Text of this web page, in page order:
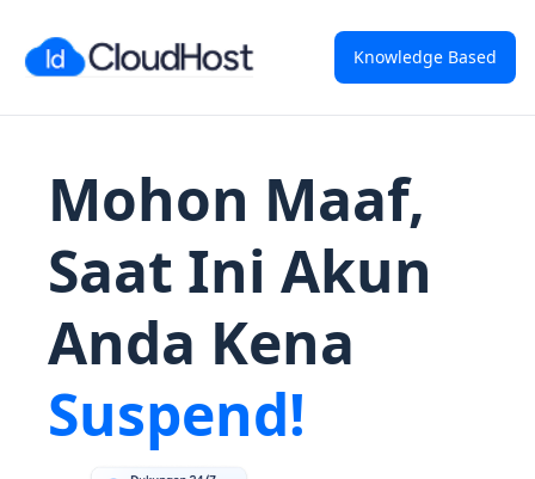
Knowledge Based
Mohon Maaf,
Saat Ini Akun
Anda Kena
Suspend!